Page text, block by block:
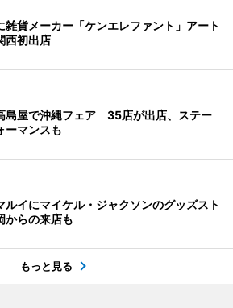
雑貨メーカー「ケンエレファント」アート
初出店
島屋で沖縄フェア 35店が出店、ステー
ーマンスも
ルイにマイケル・ジャクソンのグッズスト
らの来店も
もっと見る